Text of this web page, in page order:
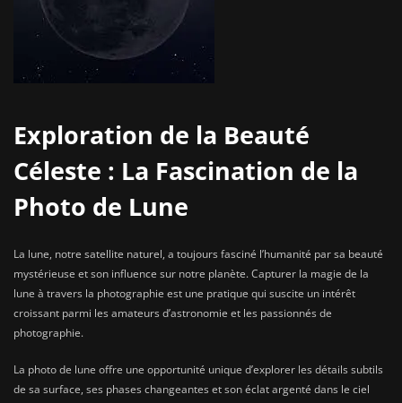
Exploration de la Beauté
Céleste : La Fascination de la
Photo de Lune
La lune, notre satellite naturel, a toujours fasciné l’humanité par sa beauté
mystérieuse et son influence sur notre planète. Capturer la magie de la
lune à travers la photographie est une pratique qui suscite un intérêt
croissant parmi les amateurs d’astronomie et les passionnés de
photographie.
La photo de lune offre une opportunité unique d’explorer les détails subtils
de sa surface, ses phases changeantes et son éclat argenté dans le ciel